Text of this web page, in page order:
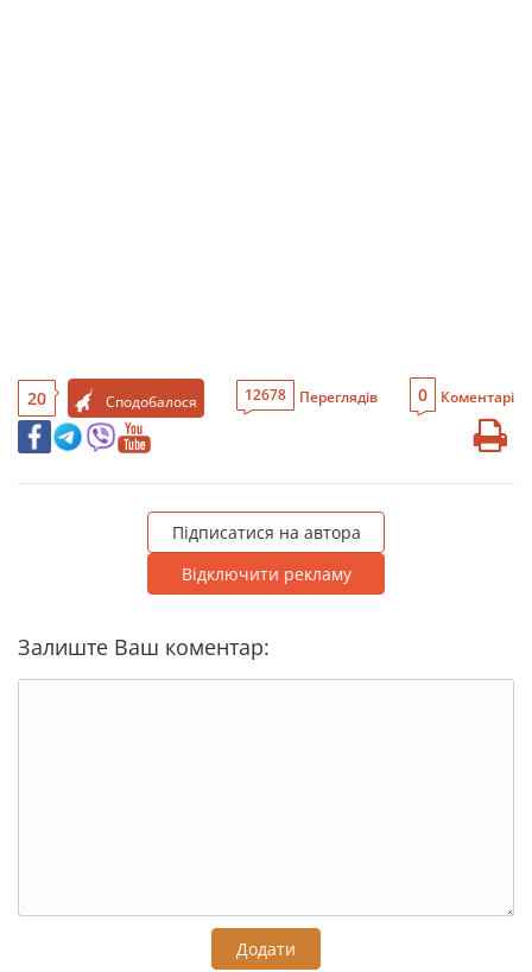
20 Сподобалося 12678 Переглядів 0 Коментарі
Підписатися на автора
Відключити рекламу
Залиште Ваш коментар:
Додати